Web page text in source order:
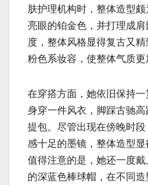
肤护理机构时，整体造型
亮眼的铂金色，并打理成
度，整体风格显得复古又
粉色系妆容，使整体气质更
在穿搭方面，她依旧保持
身穿一件风衣，脚踩古驰
提包。尽管出现在傍晚时
感十足的墨镜，整体造型显
值得注意的是，她还一度
的深蓝色棒球帽，在不同